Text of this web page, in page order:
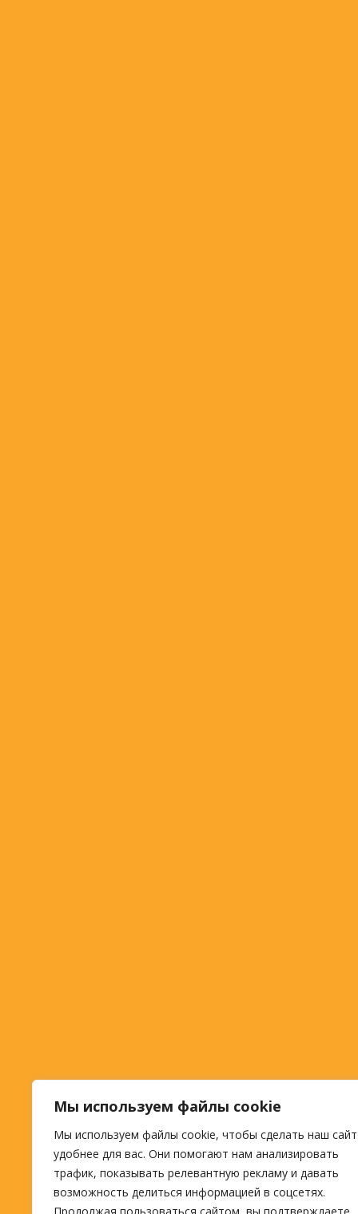
Мы используем файлы cookie
Мы используем файлы cookie, чтобы сделать наш сайт
удобнее для вас. Они помогают нам анализировать
трафик, показывать релевантную рекламу и давать
возможность делиться информацией в соцсетях.